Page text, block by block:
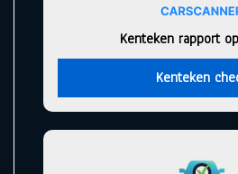
Kenteken rapport
Kenteken